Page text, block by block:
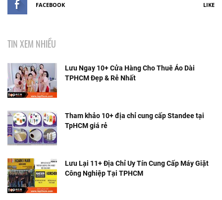
FACEBOOK LIKE
TIN XEM NHIỀU
Lưu Ngay 10+ Cửa Hàng Cho Thuê Áo Dài
TPHCM Đẹp & Rẻ Nhất
Tham khảo 10+ địa chỉ cung cấp Standee tại
TpHCM giá rẻ
Lưu Lại 11+ Địa Chỉ Uy Tín Cung Cấp Máy Giặt
Công Nghiệp Tại TPHCM